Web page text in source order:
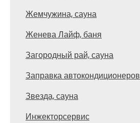
Жемчужина, сауна
Женева Лайф, баня
Загородный рай, сауна
Заправка автокондиционеров
Звезда, сауна
Инжекторсервис